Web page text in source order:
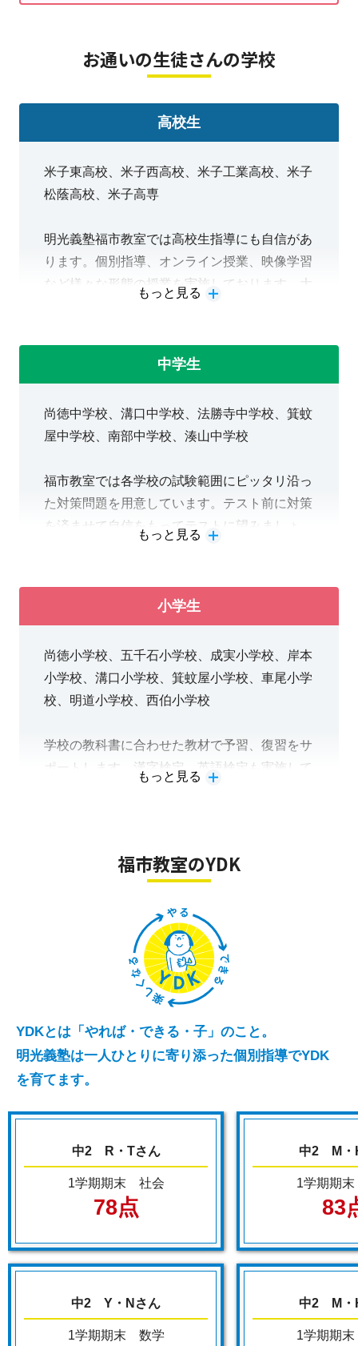
て、毎日勉強することができます。
や理社フォレスタ
学生は
みらい英語
方向から皆さんをサポートすること
ができます。
私たちと、そして一緒に勉強する仲
間たちとともに、最高の一年を作っ
③成績アップのために
目標・志望校に合格するためには家
で必ず宿題を出します。宿題忘れが
続く場合は通塾回数を増やしたり、
す。期別講習でも客観的に必要な講
習内容を提案いたします。
お通いの生徒さんの学校
高校生
米子東高校、米子西高校、米子工業高校、米子
松蔭高校、米子高専
明光義塾福市教室では高校生指導にも自信があ
ります。個別指導、オンライン授業、映像学習
など様々な形態の授業を実施しております。大
もっと見る
中学生
尚徳中学校、溝口中学校、法勝寺中学校、箕蚊
屋中学校、南部中学校、湊山中学校
福市教室では各学校の試験範囲にピッタリ沿っ
た対策問題を用意しています。テスト前に対策
を済ませて自信をもってテストに望みましょ
もっと見る
小学生
尚徳小学校、五千石小学校、成実小学校、岸本
小学校、溝口小学校、箕蚊屋小学校、車尾小学
校、明道小学校、西伯小学校
学校の教科書に合わせた教材で予習、復習をサ
ポートします。漢字検定、英語検定も実施して
もっと見る
福市教室のYDK
YDKとは「やれば・できる・子」のこと。
明光義塾は一人ひとりに寄り添った個別指導でYDK
を育てます。
中2 R・Tさん
1学期期末 社会
78点
中2 Y・Nさん
1学期期末 数学
中2 M・
1学期期
83
中2 M・
1学期期